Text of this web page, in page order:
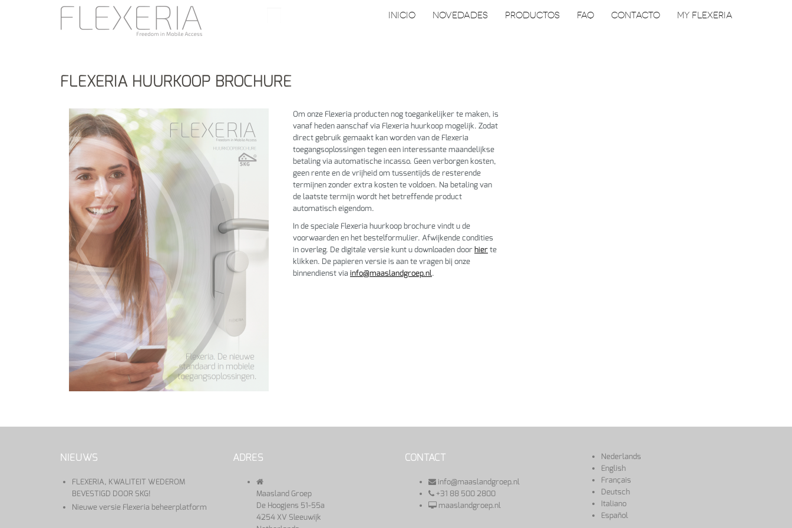
INICIO NOVEDADES PRODUCTOS FAQ CONTACTO MY FLEXERIA
FLEXERIA HUURKOOP BROCHURE
Om onze Flexeria producten nog toegankelijker te maken, is
vanaf heden aanschaf via Flexeria huurkoop mogelijk. Zodat
direct gebruik gemaakt kan worden van de Flexeria
toegangsoplossingen tegen een interessante maandelijkse
betaling via automatische incasso. Geen verborgen kosten,
geen rente en de vrijheid om tussentijds de resterende
termijnen zonder extra kosten te voldoen. Na betaling van
de laatste termijn wordt het betreffende product
automatisch eigendom.
In de speciale Flexeria huurkoop brochure vindt u de
voorwaarden en het bestelformulier. Afwijkende condities
in overleg. De digitale versie kunt u downloaden doorhierte
klikken. De papieren versie is aan te vragen bij onze
binnendienst via info@maaslandgroep.nl.
NIEUWS
FLEXERIA, KWALITEIT WEDEROM
BEVESTIGD DOOR SKG!
Nieuwe versie Flexeria beheerplatform
ADRES
Maasland Groep
De Hoogjens 51-55a
4254 XV Sleeuwijk
CONTACT
info@maaslandgroep.nl
+31 88 500 2800
maaslandgroep.nl
Nederlands
English
Français
Deutsch
Italiano
Español